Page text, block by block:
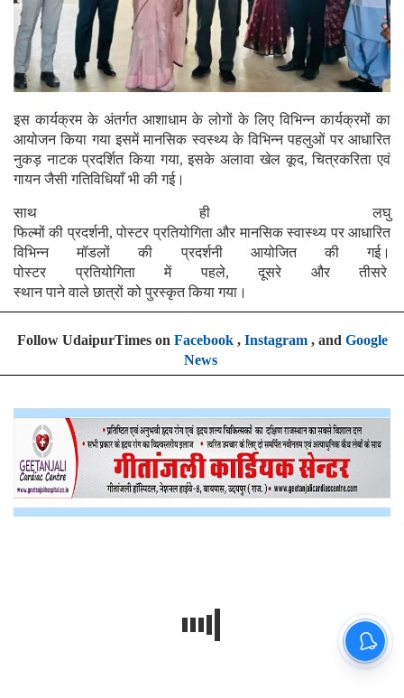
इस कार्यक्रम के अंतर्गत आशाधाम के लोगों के लिए विभिन्न कार्यक्रमों का
आयोजन किया गया इसमें मानसिक स्वस्थ्य के विभिन्न पहलुओं पर आधारित
नुकड़ नाटक प्रदर्शित किया गया, इसके अलावा खेल कूद, चित्रकरिता एवं
गायन जैसी गतिविधियाँ भी की गई।
साथ ही लघु
फिल्मों की प्रदर्शनी, पोस्टर प्रतियोगिता और मानसिक स्वास्थ्य पर आधारित
विभिन्न मॉडलों की प्रदर्शनी आयोजित की गई।
पोस्टर प्रतियोगिता में पहले, दूसरे और तीसरे
स्थान पाने वाले छात्रों को पुरस्कृत किया गया।
Follow UdaipurTimes on Facebook, Instagram, and Google
News